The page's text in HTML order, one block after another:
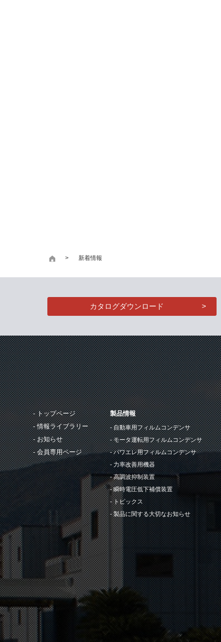
新着情報
カタログダウンロード
トップページ
情報ライブラリー
お知らせ
会員専用ページ
製品情報
自動車用フィルムコンデンサ
モータ運転用フィルムコンデンサ
パワエレ用フィルムコンデンサ
力率改善用機器
高調波抑制装置
瞬時電圧低下補償装置
トピックス
製品に関する大切なお知らせ